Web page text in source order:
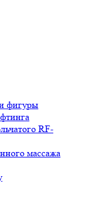
фигуры
RF-
массажа